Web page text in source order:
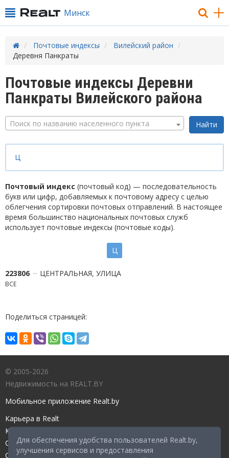
Для обеспечения удобства пользователей Realt.by,
улучшения сервисов и предоставления
Минск
Почтовые индексы
Вилейский район
Деревня Панкраты
Почтовые индексы Деревни
Панкраты Вилейского района
Поиск по названию населенного пункта
Ц
Почтовый индекс (почтовый код) — последовательность
букв или цифр, добавляемых к почтовому адресу с целью
облегчения сортировки почтовых отправлений. В настоящее
время большинство национальных почтовых служб
использует почтовые индексы (почтовые коды).
Ц
223806 ЦЕНТРАЛЬНАЯ, УЛИЦА
ВСЕ
Поделиться страницей:
© 2005-2026
Недвижимость на REALT.BY
Мобильное приложение Realt.by
Карьера в Realt
Контакты редакции
Справочный центр
Служба поддержки